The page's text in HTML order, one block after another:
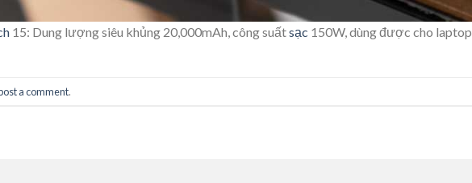
15: Dung lượng siêu khủng 20,000mAh, công suấtsạc 150W, dùng được cho laptop
a comment.